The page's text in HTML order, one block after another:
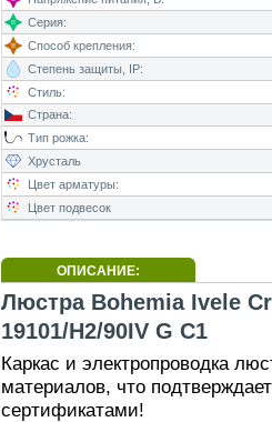
Серия:
Способ крепления:
Степень защиты, IP:
Стиль:
Страна:
Тип рожка:
Хрусталь
Цвет арматуры:
Цвет подвесок
ОПИСАНИЕ:
Люстра Bohemia Ivele
19101/H2/90IV G C1
Каркас и электропроводка
материалов, что
сертификатами!